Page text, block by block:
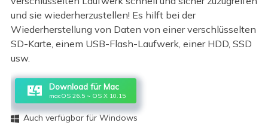
und sie wiederherzustellen! Es hilft bei der
Wiederherstellung von Daten von einer verschlüsselten
SD-Karte, einem USB-Flash-Laufwerk, einer HDD, SSD
usw.
Download für Mac
macOS 26.5 ~ OS X 10.15
 Auch verfügbar für Windows